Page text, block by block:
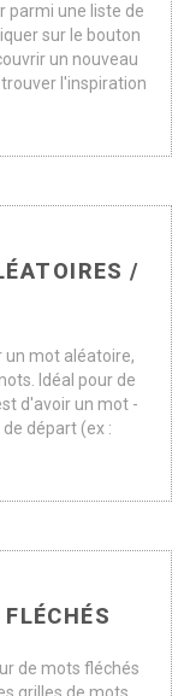
parmi une liste de
sur le bouton
un nouveau
l'inspiration
/
un mot aléatoire,
Idéal pour de
d'avoir un mot -
départ (ex :
de mots fléchés